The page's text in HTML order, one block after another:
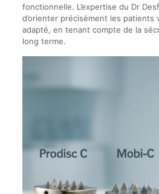
fonctionnelle. L’expertise du Dr
d’orienter précisément les patients
adapté, en tenant compte de la
long terme.